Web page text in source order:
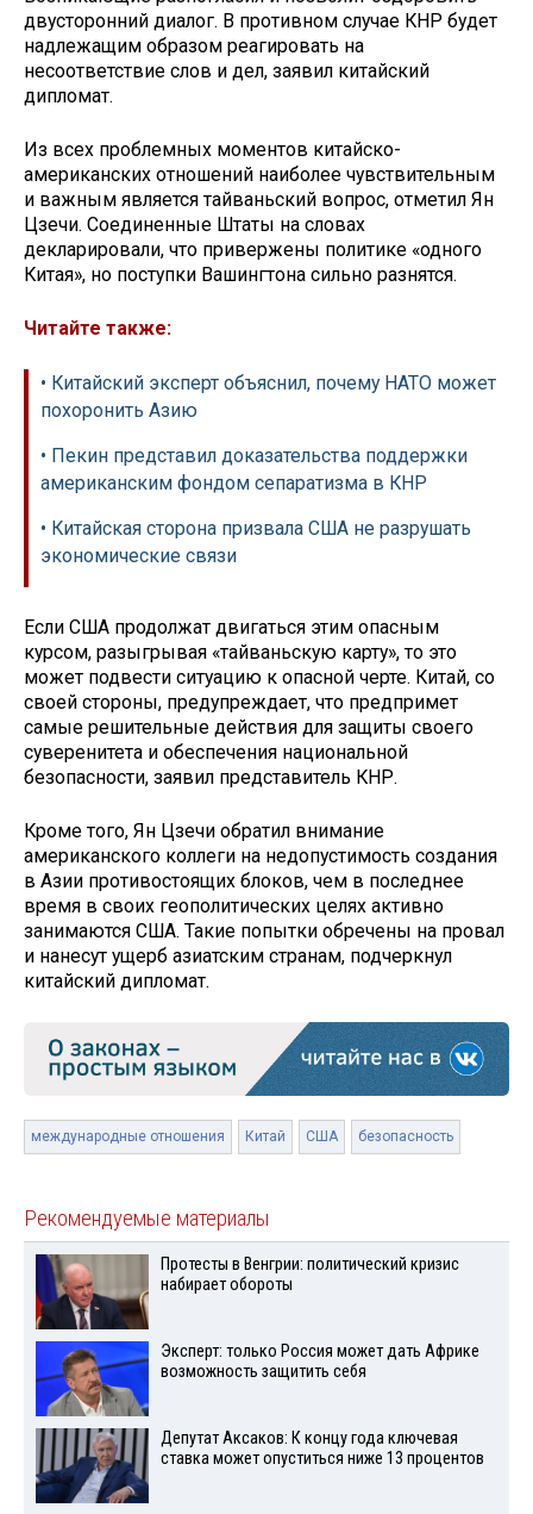
двусторонний диалог. В противном случае КНР будет
надлежащим образом реагировать на
несоответствие слов и дел, заявил китайский
дипломат.
Из всех проблемных моментов китайско-
американских отношений наиболее чувствительным
и важным является тайваньский вопрос, отметил Ян
Цзечи. Соединенные Штаты на словах
декларировали, что привержены политике «одного
Китая», но поступки Вашингтона сильно разнятся.
Читайте также:
• Китайский эксперт объяснил, почему НАТО может
похоронить Азию
• Пекин представил доказательства поддержки
американским фондом сепаратизма в КНР
• Китайская сторона призвала США не разрушать
экономические связи
Если США продолжат двигаться этим опасным
курсом, разыгрывая «тайваньскую карту», то это
может подвести ситуацию к опасной черте. Китай, со
своей стороны, предупреждает, что предпримет
самые решительные действия для защиты своего
суверенитета и обеспечения национальной
безопасности, заявил представитель КНР.
Кроме того, Ян Цзечи обратил внимание
американского коллеги на недопустимость создания
в Азии противостоящих блоков, чем в последнее
время в своих геополитических целях активно
занимаются США. Такие попытки обречены на провал
и нанесут ущерб азиатским странам, подчеркнул
китайский дипломат.
международные отношения Китай США безопасность
Рекомендуемые материалы
Протесты в Венгрии: политический кризис
набирает обороты
Эксперт: только Россия может дать Африке
возможность защитить себя
Депутат Аксаков: К концу года ключевая
ставка может опуститься ниже 13 процентов